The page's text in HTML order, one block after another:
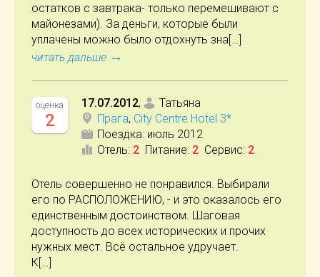
остатков с завтрака- только перемешивают с
майонезами). За деньги, которые были
уплачены можно было отдохнуть зна[…]
читать дальше →
оценка
2
17.07.2012,
Татьяна
Прага, City Centre Hotel 3*
Поездка: июль 2012
Отель: 2 Питание: 2 Сервис: 2
Отель совершенно не понравился. Выбирали
его по РАСПОЛОЖЕНИЮ, - и это оказалось его
единственным достоинством. Шаговая
доступность до всех исторических и прочих
нужных мест. Всё остальное удручает.
К[…]